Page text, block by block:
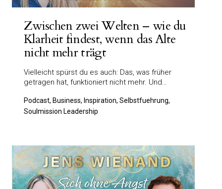
Zwischen zwei Welten – wie du
Klarheit findest, wenn das Alte
nicht mehr trägt
Vielleicht spürst du es auch: Das, was früher
getragen hat, funktioniert nicht mehr. Und…
Podcast, Business, Inspiration, Selbstfuehrung,
Soulmission Leadership